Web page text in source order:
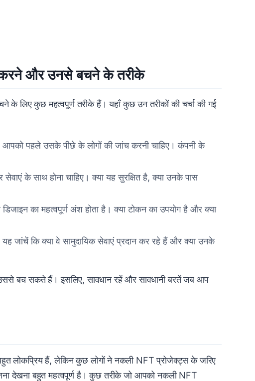
करने और उनसे बचने के तरीके
लिए कुछ महत्वपूर्ण तरीके हैं। यहाँ कुछ उन तरीकों की चर्चा की गई
पहले उसके पीछे के लोगों की जांच करनी चाहिए। कंपनी के
के साथ होना चाहिए। क्या यह सुरक्षित है, क्या उनके पास
का महत्वपूर्ण अंश होता है। क्या टोकन का उपयोग है और क्या
यह जांचें कि क्या वे सामुदायिक सेवाएं प्रदान कर रहे हैं और क्या उनके
बच सकते हैं। इसलिए, सावधान रहें और सावधानी बरतें जब आप
लोकप्रिय हैं, लेकिन कुछ लोगों ने नकली NFT प्रोजेक्ट्स के जरिए
देखना बहुत महत्वपूर्ण है। कुछ तरीके जो आपको नकली NFT